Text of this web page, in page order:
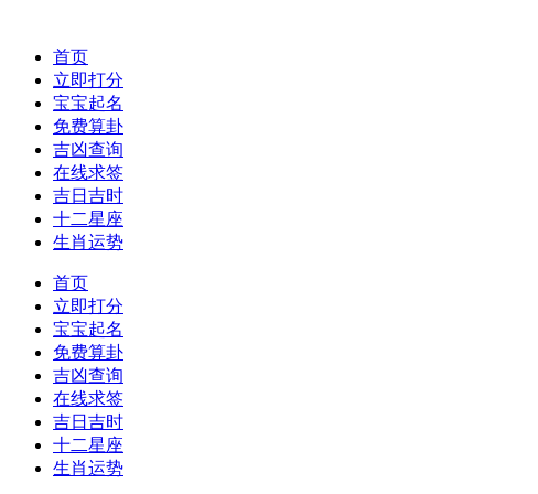
首页
立即打分
宝宝起名
免费算卦
吉凶查询
在线求签
吉日吉时
十二星座
生肖运势
首页
立即打分
宝宝起名
免费算卦
吉凶查询
在线求签
吉日吉时
十二星座
生肖运势